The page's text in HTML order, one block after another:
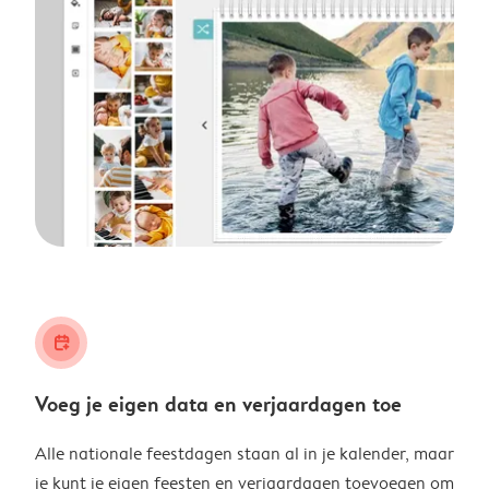
calendar_plus
Voeg je eigen data en verjaardagen toe
Alle nationale feestdagen staan al in je kalender, maar
je kunt je eigen feesten en verjaardagen toevoegen om